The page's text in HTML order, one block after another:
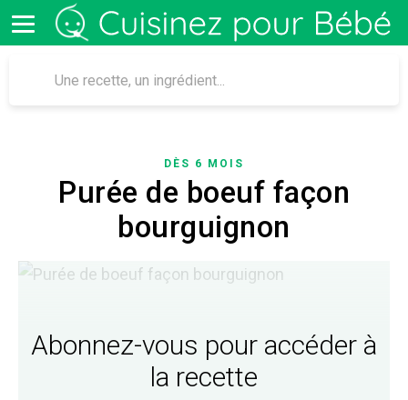
DÈS 6 MOIS
Purée de boeuf façon
bourguignon
Abonnez-vous pour accéder à
la recette